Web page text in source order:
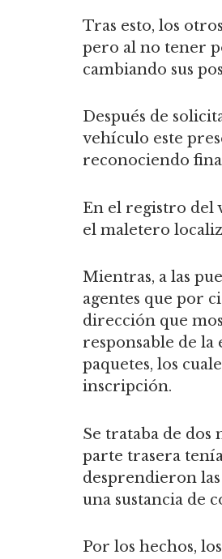
Tras esto, los
pero al no tener
cambiando sus
Después de
vehículo este
reconociendo
En el registro del
el maletero
Mientras, a las
agentes que por
dirección que
responsable de la
paquetes, los
inscripción.
Se trataba de dos
parte trasera
desprendieron
una sustancia de
Por los hechos,